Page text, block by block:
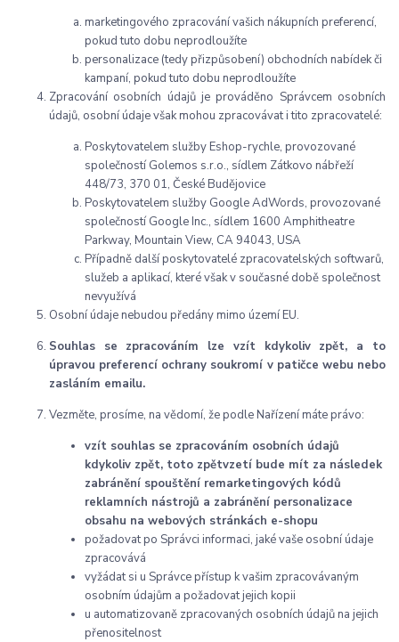
marketingového zpracování vašich nákupních preferencí,
pokud tuto dobu neprodloužíte
personalizace (tedy přizpůsobení) obchodních nabídek či
kampaní, pokud tuto dobu neprodloužíte
Zpracování osobních údajů je prováděno Správcem osobních
údajů, osobní údaje však mohou zpracovávat i tito zpracovatelé:
Poskytovatelem služby Eshop-rychle, provozované
společností Golemos s.r.o., sídlem Zátkovo nábřeží
448/73, 370 01, České Budějovice
Poskytovatelem služby Google AdWords, provozované
společností Google Inc., sídlem 1600 Amphitheatre
Parkway, Mountain View, CA 94043, USA
Případně další poskytovatelé zpracovatelských softwarů,
služeb a aplikací, které však v současné době společnost
nevyužívá
Osobní údaje nebudou předány mimo území EU.
Souhlas se zpracováním lze vzít kdykoliv zpět, a to
úpravou preferencí ochrany soukromí v patičce webu nebo
zasláním emailu.
Vezměte, prosíme, na vědomí, že podle Nařízení máte právo:
vzít souhlas se zpracováním osobních údajů
kdykoliv zpět, toto zpětvzetí bude mít za následek
zabránění spouštění remarketingových kódů
reklamních nástrojů a zabránění personalizace
obsahu na webových stránkách e-shopu
požadovat po Správci informaci, jaké vaše osobní údaje
zpracovává
vyžádat si u Správce přístup k vašim zpracovávaným
osobním údajům a požadovat jejich kopii
u automatizovaně zpracovaných osobních údajů na jejich
přenositelnost